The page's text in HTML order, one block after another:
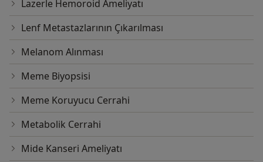
Lazerle Hemoroid Ameliyatı
Lenf Metastazlarının Çıkarılması
Melanom Alınması
Meme Biyopsisi
Meme Koruyucu Cerrahi
Metabolik Cerrahi
Mide Kanseri Ameliyatı